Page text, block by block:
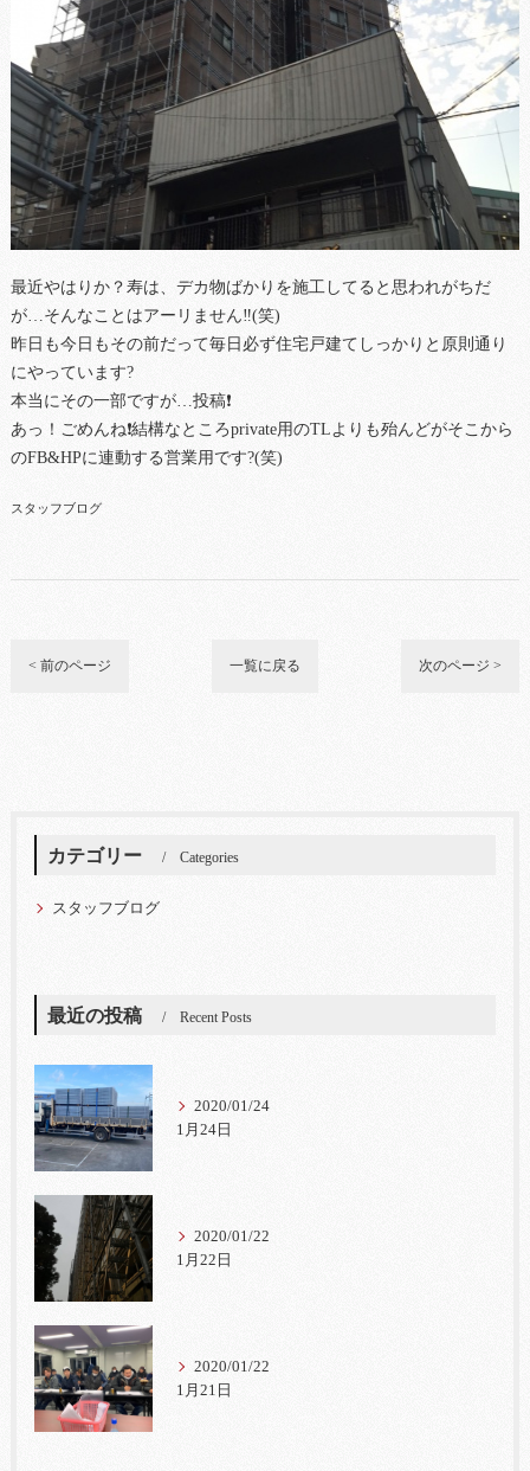
最近やはりか？寿は、デカ物ばかりを施工してると思われがちだ
が…そんなことはアーリません‼(笑)
昨日も今日もその前だって毎日必ず住宅戸建てしっかりと原則通り
にやっています?
本当にその一部ですが…投稿❗
あっ！ごめんね❗結構なところprivate用のTLよりも殆んどがそこから
のFB&HPに連動する営業用です?(笑)
スタッフブログ
< 前のページ 一覧に戻る 次のページ >
カテゴリー Categories
スタッフブログ
最近の投稿 Recent Posts
2020/01/24
1月24日
2020/01/22
1月22日
2020/01/22
1月21日